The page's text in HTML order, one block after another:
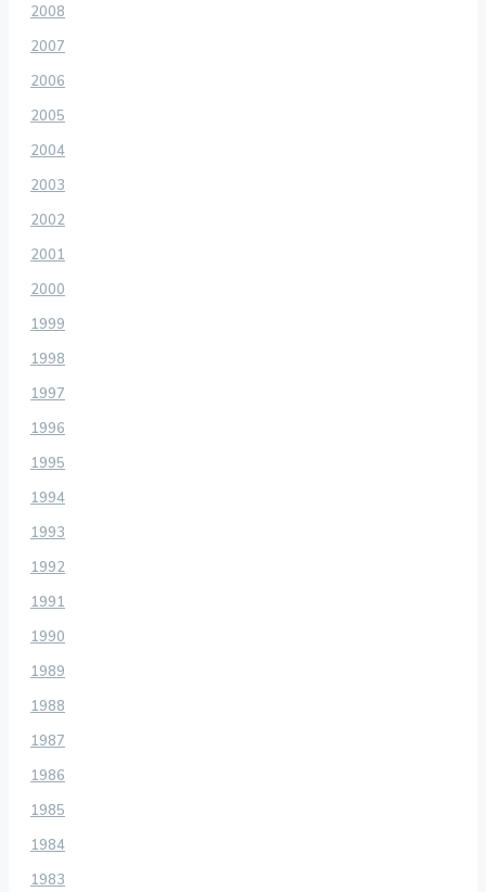
2008
2007
2006
2005
2004
2003
2002
2001
2000
1999
1998
1997
1996
1995
1994
1993
1992
1991
1990
1989
1988
1987
1986
1985
1984
1983